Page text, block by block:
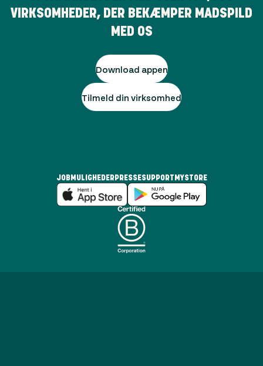
VIRKSOMHEDER, DER BEKÆMPER MADSPILD
MED OS
Download appen
Tilmeld din virksomhed
JOBMULIGHEDERPRESSESUPPORT MYSTORE